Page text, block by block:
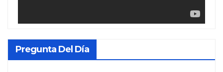
Pregunta Del Día